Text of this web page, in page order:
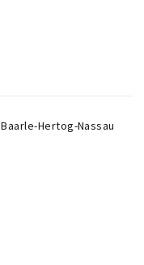
Baarle-Hertog-Nassau